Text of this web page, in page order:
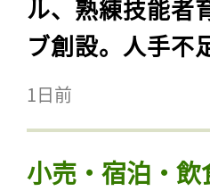
ル、熟練技能者
ブ創設。人手不
1日前
小売・宿泊・飲